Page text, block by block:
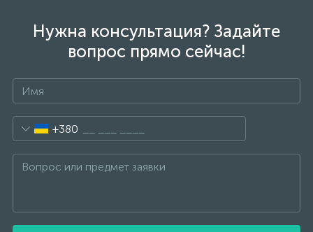
Нужна консультация? Задайте
вопрос прямо сейчас!
+380